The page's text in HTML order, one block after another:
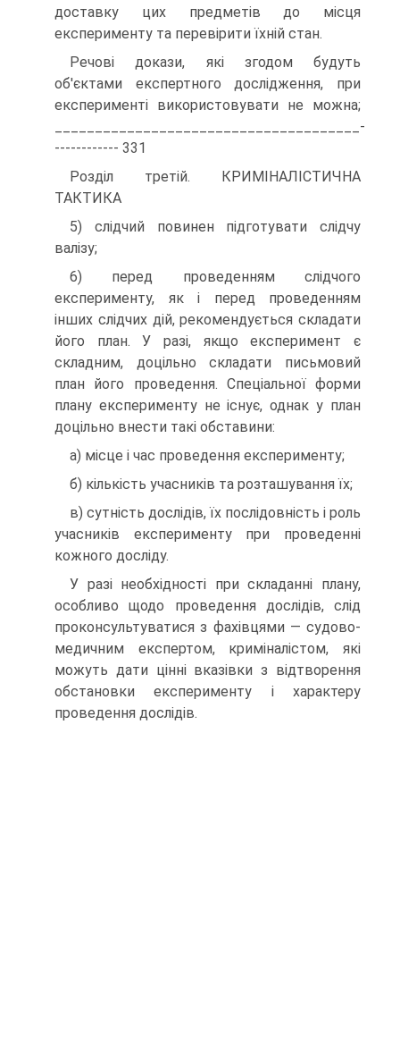
доставку цих предметів до місця
експерименту та перевірити їхній стан.
Речові докази, які згодом будуть
об'єктами експертного дослідження, при
експерименті використовувати не можна;
______________________________________-
------------ 331
Розділ третій. КРИМІНАЛІСТИЧНА
ТАКТИКА
5) слідчий повинен підготувати слідчу
валізу;
6) перед проведенням слідчого
експерименту, як і перед проведенням
інших слідчих дій, рекомендується складати
його план. У разі, якщо експеримент є
складним, доцільно складати письмовий
план його проведення. Спеціальної форми
плану експерименту не існує, однак у план
доцільно внести такі обставини:
а) місце і час проведення експерименту;
б) кількість учасників та розташування їх;
в) сутність дослідів, їх послідовність і роль
учасників експерименту при проведенні
кожного досліду.
У разі необхідності при складанні плану,
особливо щодо проведення дослідів, слід
проконсультуватися з фахівцями — судово-
медичним експертом, криміналістом, які
можуть дати цінні вказівки з відтворення
обстановки експерименту і характеру
проведення дослідів.